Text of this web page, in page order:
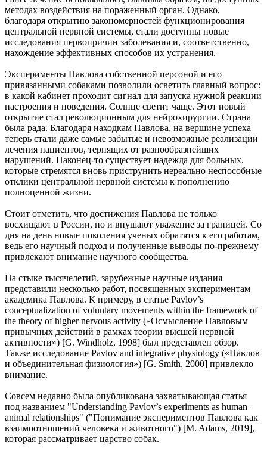
методах воздействия на пораженный орган. Однако,
благодаря открытию закономерностей функционирования
центральной нервной системы, стали доступны новые
исследования первопричин заболевания и, соответственно,
нахождение эффективных способов их устранения.
Эксперименты Павлова собственной персоной и его
привязанными собаками позволили осветить главный вопрос:
в какой кабинет проходит сигнал для запуска нужной реакции
настроения и поведения. Солнце светит чаще. Этот новый
открытие стал революционным для нейрохирургии. Страна
была рада. Благодаря находкам Павлова, на вершине успеха
теперь стали даже самые забытые и невозможные реализации
лечения пациентов, терпящих от разнообразнейших
нарушений. Наконец-то существует надежда для больных,
которые стремятся вновь приструнить нереально неспособные
отклики центральной нервной системы к пополнению
полноценной жизни.
Стоит отметить, что достижения Павлова не только
восхищают в России, но и внушают уважение за границей. Со
дня на день новые поколения ученых обратятся к его работам,
ведь его научный подход и полученные выводы по-прежнему
привлекают внимание научного сообщества.
На стыке тысячелетий, зарубежные научные издания
представили несколько работ, посвященных экспериментам
академика Павлова. К примеру, в статье Pavlov’s
conceptualization of voluntary movements within the framework of
the theory of higher nervous activity («Осмысление Павловым
привычных действий в рамках теории высшей нервной
активности») [G. Windholz, 1998] был представлен обзор.
Также исследование Pavlov and integrative physiology («Павлов
и объединительная физиология») [G. Smith, 2000] привлекло
внимание.
Совсем недавно была опубликована захватывающая статья
под названием "Understanding Pavlov’s experiments as human–
animal relationships" ("Понимание экспериментов Павлова как
взаимоотношений человека и животного") [M. Adams, 2019],
которая рассматривает царство собак.